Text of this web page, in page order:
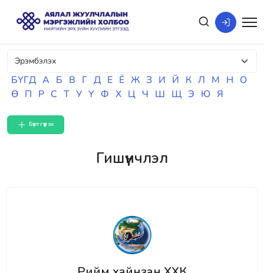
БҮГД А Б В Г Д Е Ё Ж З И Й К Л М Н О
Ө П Р С Т У Ү Ф Х Ц Ч Ш Щ Э Ю Я
Бүртгүүлэх
Гишүүнчлэл